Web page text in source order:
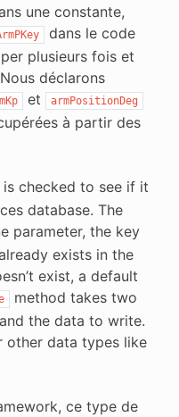
une constante,
dans le code
plusieurs fois et
déclarons
et armPositionDeg
à partir des
checked to see if it
database. The
parameter, the key
exists in the
exist, a default
method takes two
the data to write.
other data types like
ce type de